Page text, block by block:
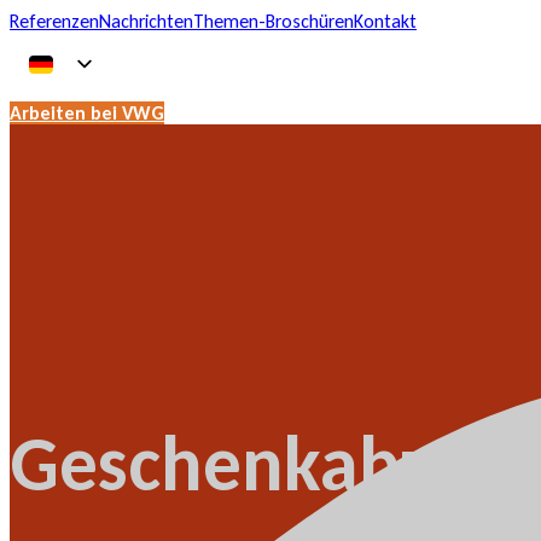
ReferenzenNachrichtenThemen-BroschürenKontakt
Arbeiten bei VWG
Geschenkabzug